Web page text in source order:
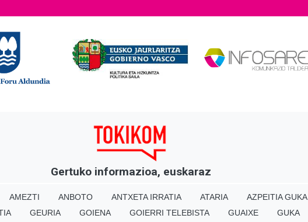
Gertuko informazioa, euskaraz
AMEZTI ANBOTO ANTXETA IRRATIA ATARIA AZPEITIA GUKA
GEURIA GOIENA GOIERRI TELEBISTA GUAIXE GUKA